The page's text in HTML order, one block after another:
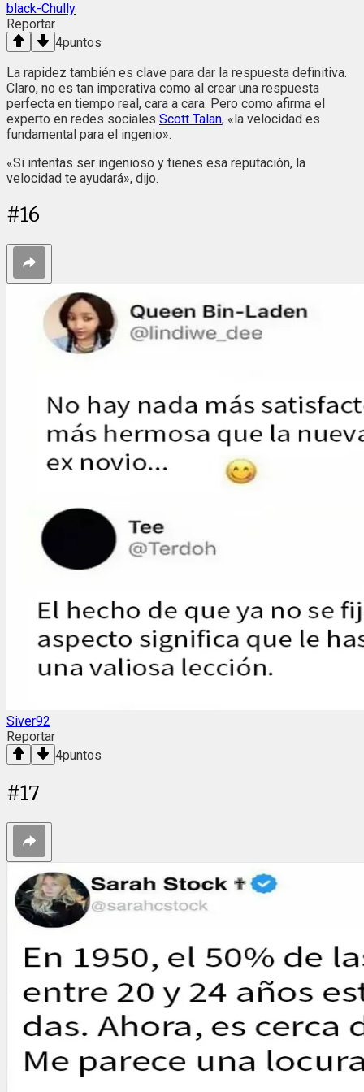
black-Chully
Reportar
4puntos
La rapidez también es clave para dar la respuesta definitiva.
Claro, no es tan imperativa como al crear una respuesta
perfecta en tiempo real, cara a cara. Pero como afirma el
experto en redes sociales Scott Talan, «la velocidad es
fundamental para el ingenio».
«Si intentas ser ingenioso y tienes esa reputación, la
velocidad te ayudará», dijo.
#16
Siver92
Reportar
4puntos
#17